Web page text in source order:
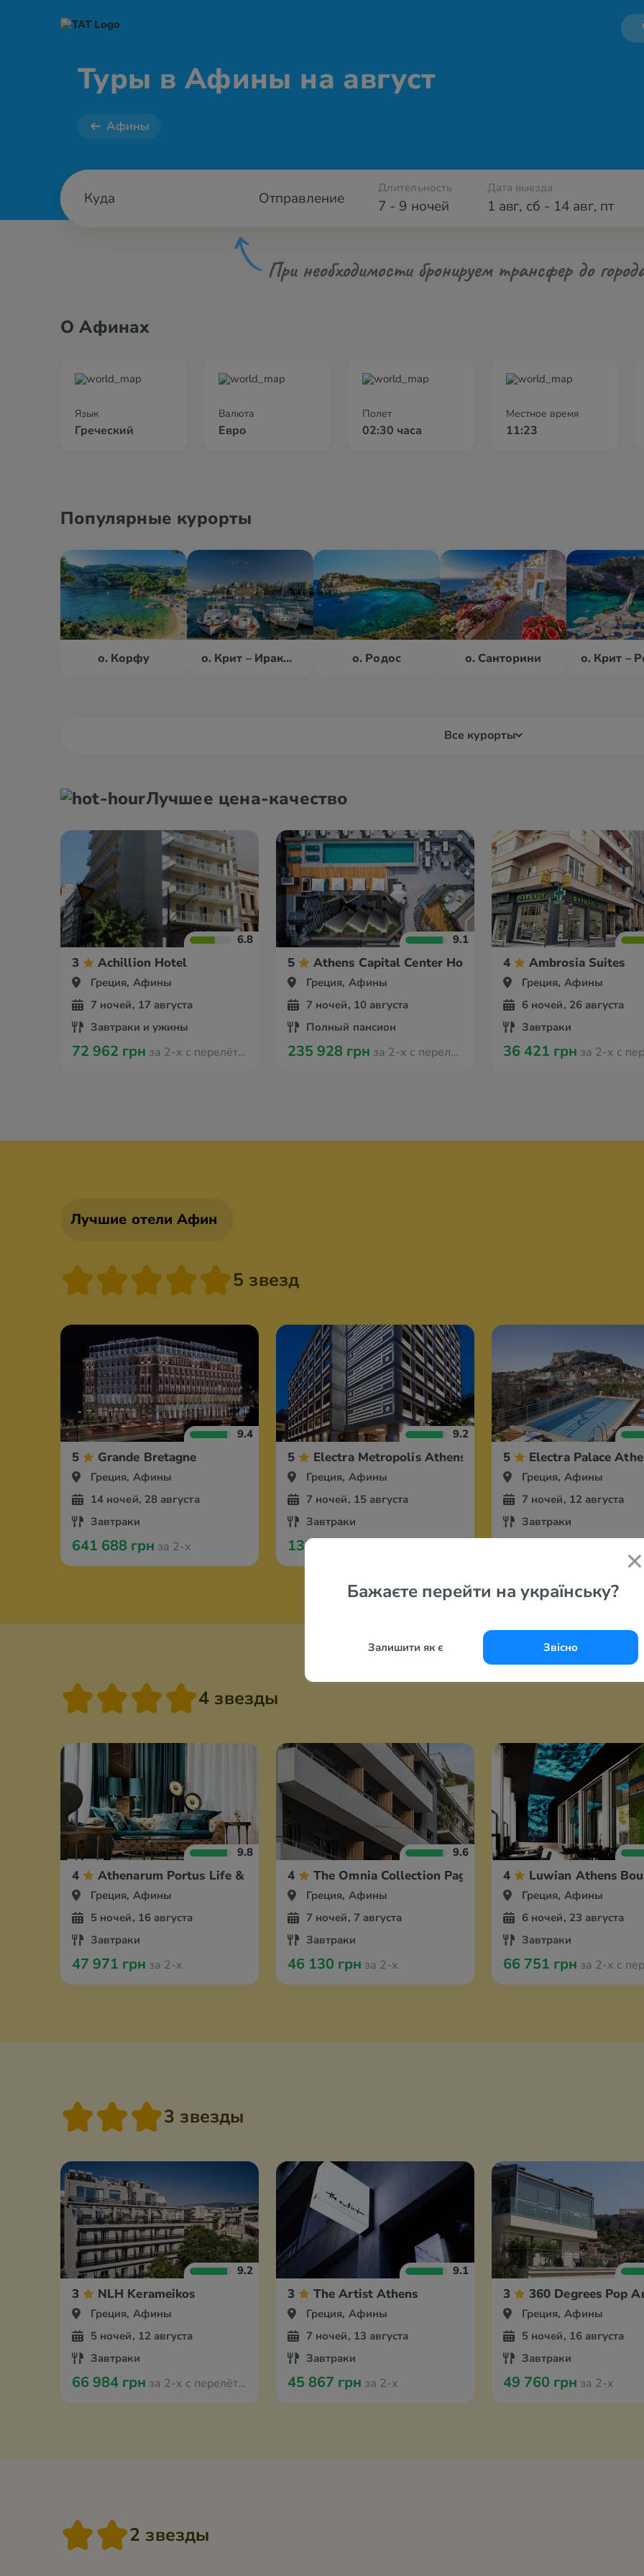
Бажаєте перейти на українську?
Залишити як є Звісно
Туры в Афины на август
Афины
Отправление 7 - 9 ночей
Длительность Дата выезда
1 авг, сб - 14 авг, пт
При необходимости бронируем трансфер до
О Афинах
Язык
Греческий
Валюта
Евро
Полет
02:30 часа
Местное время
11:23
Популярные курорты
о. Корфу о. Крит – Ираклион о. Родос о. Санторини
Все курорты
Аттика Волос Игуменица
Лучшее цена-качество
6.8
3 Achillion Hotel
Греция, Афины
7 ночей, 17 августа
Завтраки и ужины
72 962 грн за 2-х с перелётом из Кишинева
9.1
5 Athens Capital Center Hotel MGallery Collection
Греция, Афины
7 ночей, 10 августа
Полный пансион
235 928 грн за 2-х с перелётом из Кишинева
4 Ambrosia Suites
Греция, Афины
6 ночей, 26 августа
Завтраки
36 421 грн за 2-х с перелётом
Лучшие отели Афин
5 звезд
9.4
5 Grande Bretagne
Греция, Афины
14 ночей, 28 августа
Завтраки
641 688 грн за 2-х
9.2
5 Electra Metropolis Athens
Греция, Афины
7 ночей, 15 августа
Завтраки
132 131 грн
5 Electra Palace
Греция, Афины
7 ночей, 12 августа
Завтраки
4 звезды
9.8
4 Athenarum Portus Life & Style Hotel
Греция, Афины
5 ночей, 16 августа
Завтраки
47 971 грн за 2-х
9.6
4 The Omnia Collection Pagrati
Греция, Афины
7 ночей, 7 августа
Завтраки
46 130 грн за 2-х
4 Luwian Athens
Греция, Афины
6 ночей, 23 августа
Завтраки
66 751 грн за 2-х с перелётом
3 звезды
9.2
3 NLH Kerameikos
Греция, Афины
5 ночей, 12 августа
Завтраки
66 984 грн за 2-х с перелётом из Варшавы
9.1
3 The Artist Athens
Греция, Афины
7 ночей, 13 августа
Завтраки
45 867 грн за 2-х
3 360 Degrees Pop
Греция, Афины
5 ночей, 16 августа
Завтраки
49 760 грн за 2-х
2 звезды